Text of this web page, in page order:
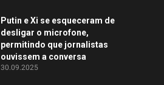
Putin e Xi se esqueceram de
desligar o microfone,
permitindo que jornalistas
ouvissem a conversa
30.09.2025